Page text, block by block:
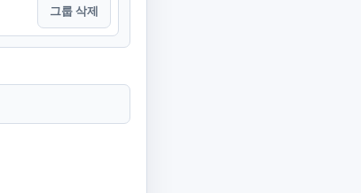
그룹 삭제